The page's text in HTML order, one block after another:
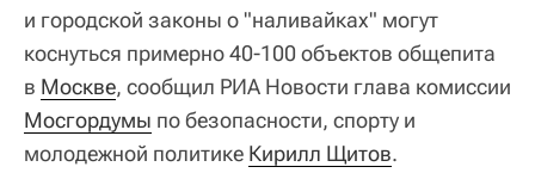
и городской законы о "наливайках" могут
коснуться примерно 40-100 объектов общепита
в Москве, сообщил РИА Новости глава комиссии
Мосгордумы по безопасности, спорту и
молодежной политике Кирилл Щитов.